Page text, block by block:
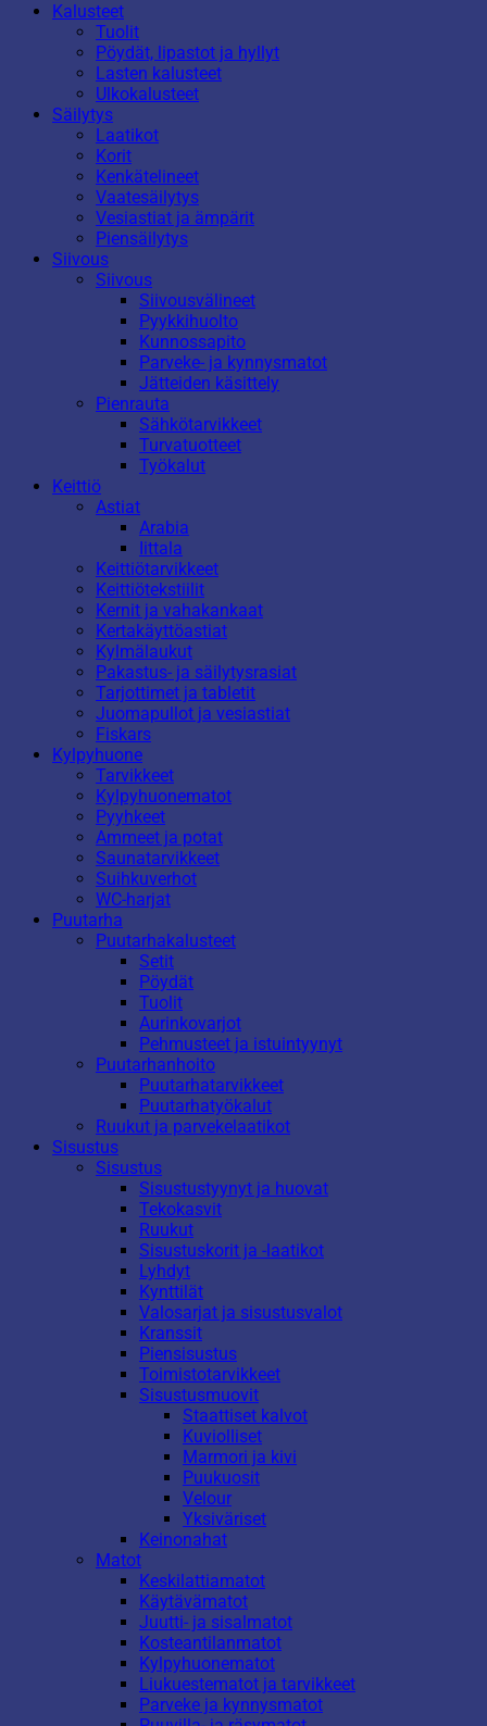
Kalusteet
Tuolit
Pöydät, lipastot ja hyllyt
Lasten kalusteet
Ulkokalusteet
Säilytys
Laatikot
Korit
Kenkätelineet
Vaatesäilytys
Vesiastiat ja ämpärit
Piensäilytys
Siivous
Siivous
Siivousvälineet
Pyykkihuolto
Kunnossapito
Parveke- ja kynnysmatot
Jätteiden käsittely
Pienrauta
Sähkötarvikkeet
Turvatuotteet
Työkalut
Keittiö
Astiat
Arabia
Iittala
Keittiötarvikkeet
Keittiötekstiilit
Kernit ja vahakankaat
Kertakäyttöastiat
Kylmälaukut
Pakastus- ja säilytysrasiat
Tarjottimet ja tabletit
Juomapullot ja vesiastiat
Fiskars
Kylpyhuone
Tarvikkeet
Kylpyhuonematot
Pyyhkeet
Ammeet ja potat
Saunatarvikkeet
Suihkuverhot
WC-harjat
Puutarha
Puutarhakalusteet
Setit
Pöydät
Tuolit
Aurinkovarjot
Pehmusteet ja istuintyynyt
Puutarhanhoito
Puutarhatarvikkeet
Puutarhatyökalut
Ruukut ja parvekelaatikot
Sisustus
Sisustus
Sisustustyynyt ja huovat
Tekokasvit
Ruukut
Sisustuskorit ja -laatikot
Lyhdyt
Kynttilät
Valosarjat ja sisustusvalot
Kranssit
Piensisustus
Toimistotarvikkeet
Sisustusmuovit
Staattiset kalvot
Kuviolliset
Marmori ja kivi
Puukuosit
Velour
Yksiväriset
Keinonahat
Matot
Keskilattiamatot
Käytävämatot
Juutti- ja sisalmatot
Kosteantilanmatot
Kylpyhuonematot
Liukuestematot ja tarvikkeet
Parveke ja kynnysmatot